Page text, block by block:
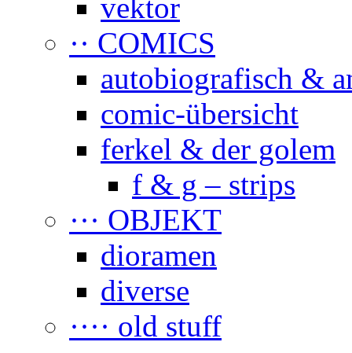
vektor
·· COMICS
autobiografisch &
comic-übersicht
ferkel & der golem
f & g – strips
··· OBJEKT
dioramen
diverse
···· old stuff